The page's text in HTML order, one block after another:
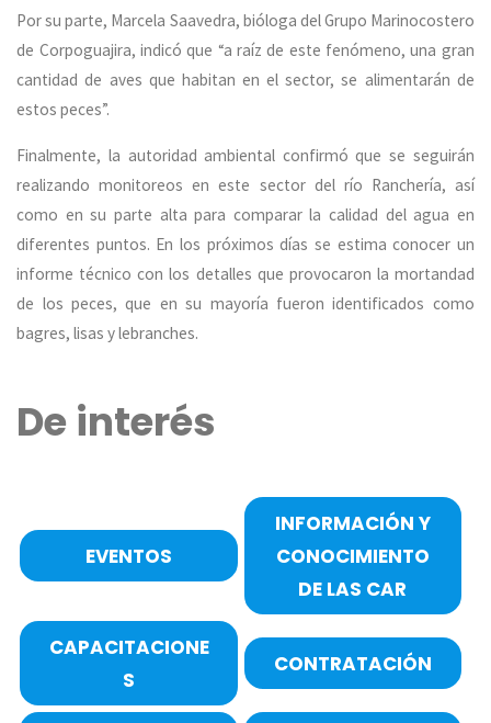
Por su parte, Marcela Saavedra, bióloga del Grupo Marinocostero
de Corpoguajira, indicó que “a raíz de este fenómeno, una gran
cantidad de aves que habitan en el sector, se alimentarán de
estos peces”.
Finalmente, la autoridad ambiental confirmó que se seguirán
realizando monitoreos en este sector del río Ranchería, así
como en su parte alta para comparar la calidad del agua en
diferentes puntos. En los próximos días se estima conocer un
informe técnico con los detalles que provocaron la mortandad
de los peces, que en su mayoría fueron identificados como
bagres, lisas y lebranches.
De interés
EVENTOS
INFORMACIÓN Y
CONOCIMIENTO
DE LAS CAR
CAPACITACIONE
S
CONTRATACIÓN